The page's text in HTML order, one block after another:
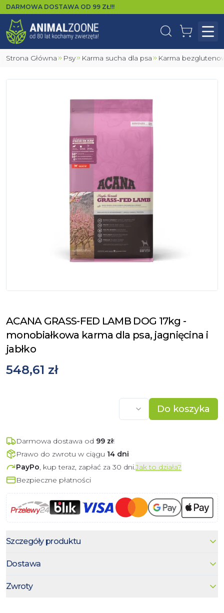
DARMOWA DOSTAWA OD 99 ZŁ!!!
WyszukajKoszyk
Strona Główna Psy Karma sucha dla psa Karma
ACANA GRASS-FED LAMB DOG 17kg -
monobiałkowa karma dla psa, jagnięcina i
jabłko
548,61 zł
Do koszyka
Darmowa dostawa od 99 zł!
Prawo do zwrotu w ciągu 14 dni
PayPo, kup teraz, zapłać za 30 dni.Jak to działa?
Bezpieczne płatności
Szczegóły produktu
Dostawa
Zwroty